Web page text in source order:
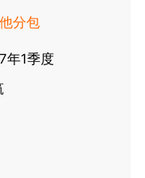
分包
年1季度